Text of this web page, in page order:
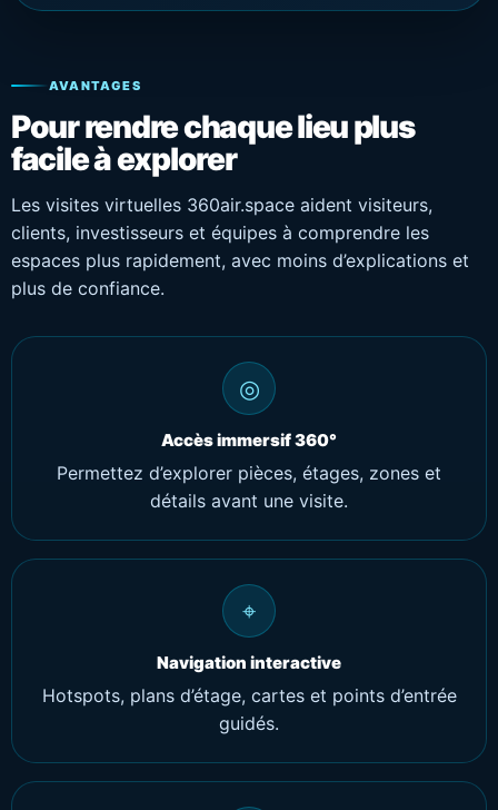
AVANTAGES
Pour rendre chaque lieu plus
facile à explorer
Les visites virtuelles 360air.space aident visiteurs,
clients, investisseurs et équipes à comprendre les
espaces plus rapidement, avec moins d’explications et
plus de confiance.
◎
Accès immersif 360°
Permettez d’explorer pièces, étages, zones et
détails avant une visite.
⌖
Navigation interactive
Hotspots, plans d’étage, cartes et points d’entrée
guidés.